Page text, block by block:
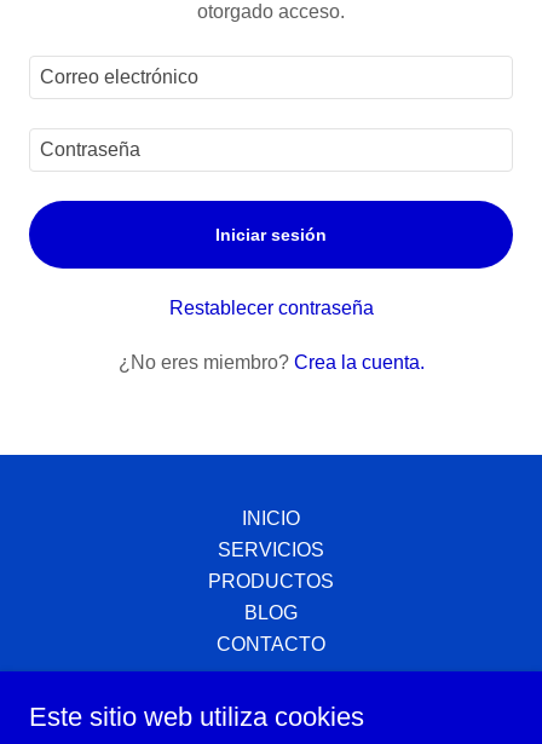
otorgado acceso.
Iniciar sesión
Restablecer contraseña
¿No eres miembro? Crea la cuenta.
INICIO
SERVICIOS
PRODUCTOS
BLOG
CONTACTO
Este sitio web utiliza cookies